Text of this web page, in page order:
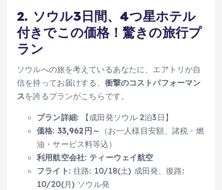
2. ソウル3日間、4つ星ホテル
付きでこの価格！驚きの旅行プ
ラン
ソウルへの旅を考えているあなたに、エアトリが自
信を持ってお届けする、 衝撃のコストパフォーマン
スを誇るプランがこちらです。
プラン詳細: 【成田発ソウル 2泊3日】
価格: 33,962円～ （お一人様目安額、諸税・燃
油・サービス料等込）
利用航空会社: ティーウェイ航空
フライト : 往路: 10/18(土) 成田発、復路:
10/20(月) ソウル発